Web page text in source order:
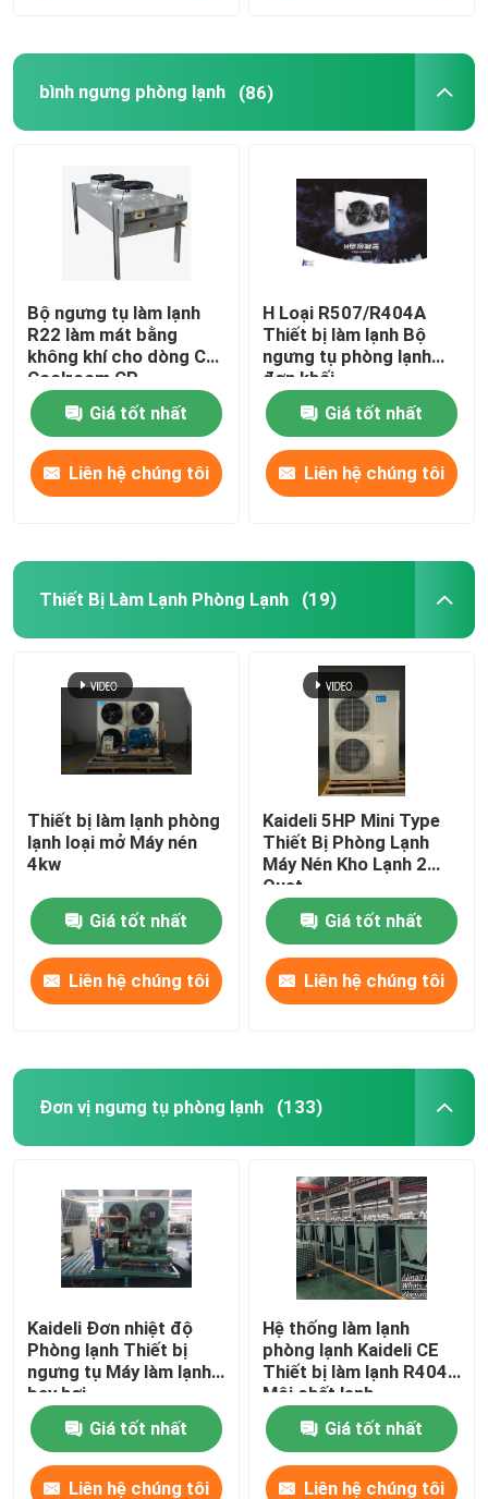
bình ngưng phòng lạnh (86)
Bộ ngưng tụ làm lạnh
R22 làm mát bằng
không khí cho dòng CP
Coolroom CP
Giá tốt nhất
Liên hệ chúng tôi
H Loại R507/R404A
Thiết bị làm lạnh Bộ
ngưng tụ phòng lạnh
đơn khối
Giá tốt nhất
Liên hệ chúng tôi
Thiết Bị Làm Lạnh Phòng Lạnh (19)
Thiết bị làm lạnh phòng
lạnh loại mở Máy nén
4kw
Giá tốt nhất
Liên hệ chúng tôi
Kaideli 5HP Mini Type
Thiết Bị Phòng Lạnh
Máy Nén Kho Lạnh 2
Quạt
Giá tốt nhất
Liên hệ chúng tôi
Đơn vị ngưng tụ phòng lạnh (133)
Kaideli Đơn nhiệt độ
Phòng lạnh Thiết bị
ngưng tụ Máy làm lạnh
bay hơi
Giá tốt nhất
Liên hệ chúng tôi
Hệ thống làm lạnh
phòng lạnh Kaideli CE
Thiết bị làm lạnh R404A
Môi chất lạnh
Giá tốt nhất
Liên hệ chúng tôi